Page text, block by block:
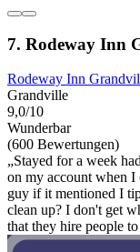
7. Rodeway Inn
Rodeway Inn
Grandville
9,0/10
Wunderbar
(600 Bewertungen)
„Stayed for a week
on my account when I
guy if it mentioned I
clean up? I don't get
that they hire people